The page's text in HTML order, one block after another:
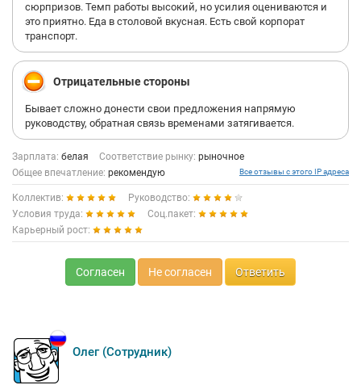
сюрпризов. Темп работы высокий, но усилия оцениваются и
это приятно. Еда в столовой вкусная. Есть свой корпорат
транспорт.
Отрицательные стороны
Бывает сложно донести свои предложения напрямую
руководству, обратная связь временами затягивается.
Зарплата: белая Соответствие рынку: рыночное
Общее впечатление: рекомендую Все отзывы с этого IP адреса
Коллектив:
Руководство:
Условия труда:
Соц.пакет:
Карьерный рост:
Согласен Не согласен Ответить
Олег (Сотрудник)